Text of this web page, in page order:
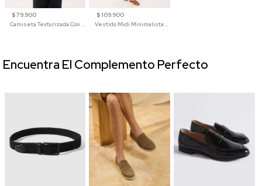
$ 79.900
Camiseta Texturizada Con Cuello En V Para Mujer
$ 109.900
Vestido Midi Minimalista De Silueta Amplia
Encuentra El Complemento Perfecto